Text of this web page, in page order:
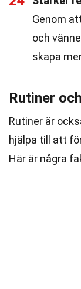
Genom
och
skapa
Rutiner
Rutiner är
hjälpa till att
Här är några